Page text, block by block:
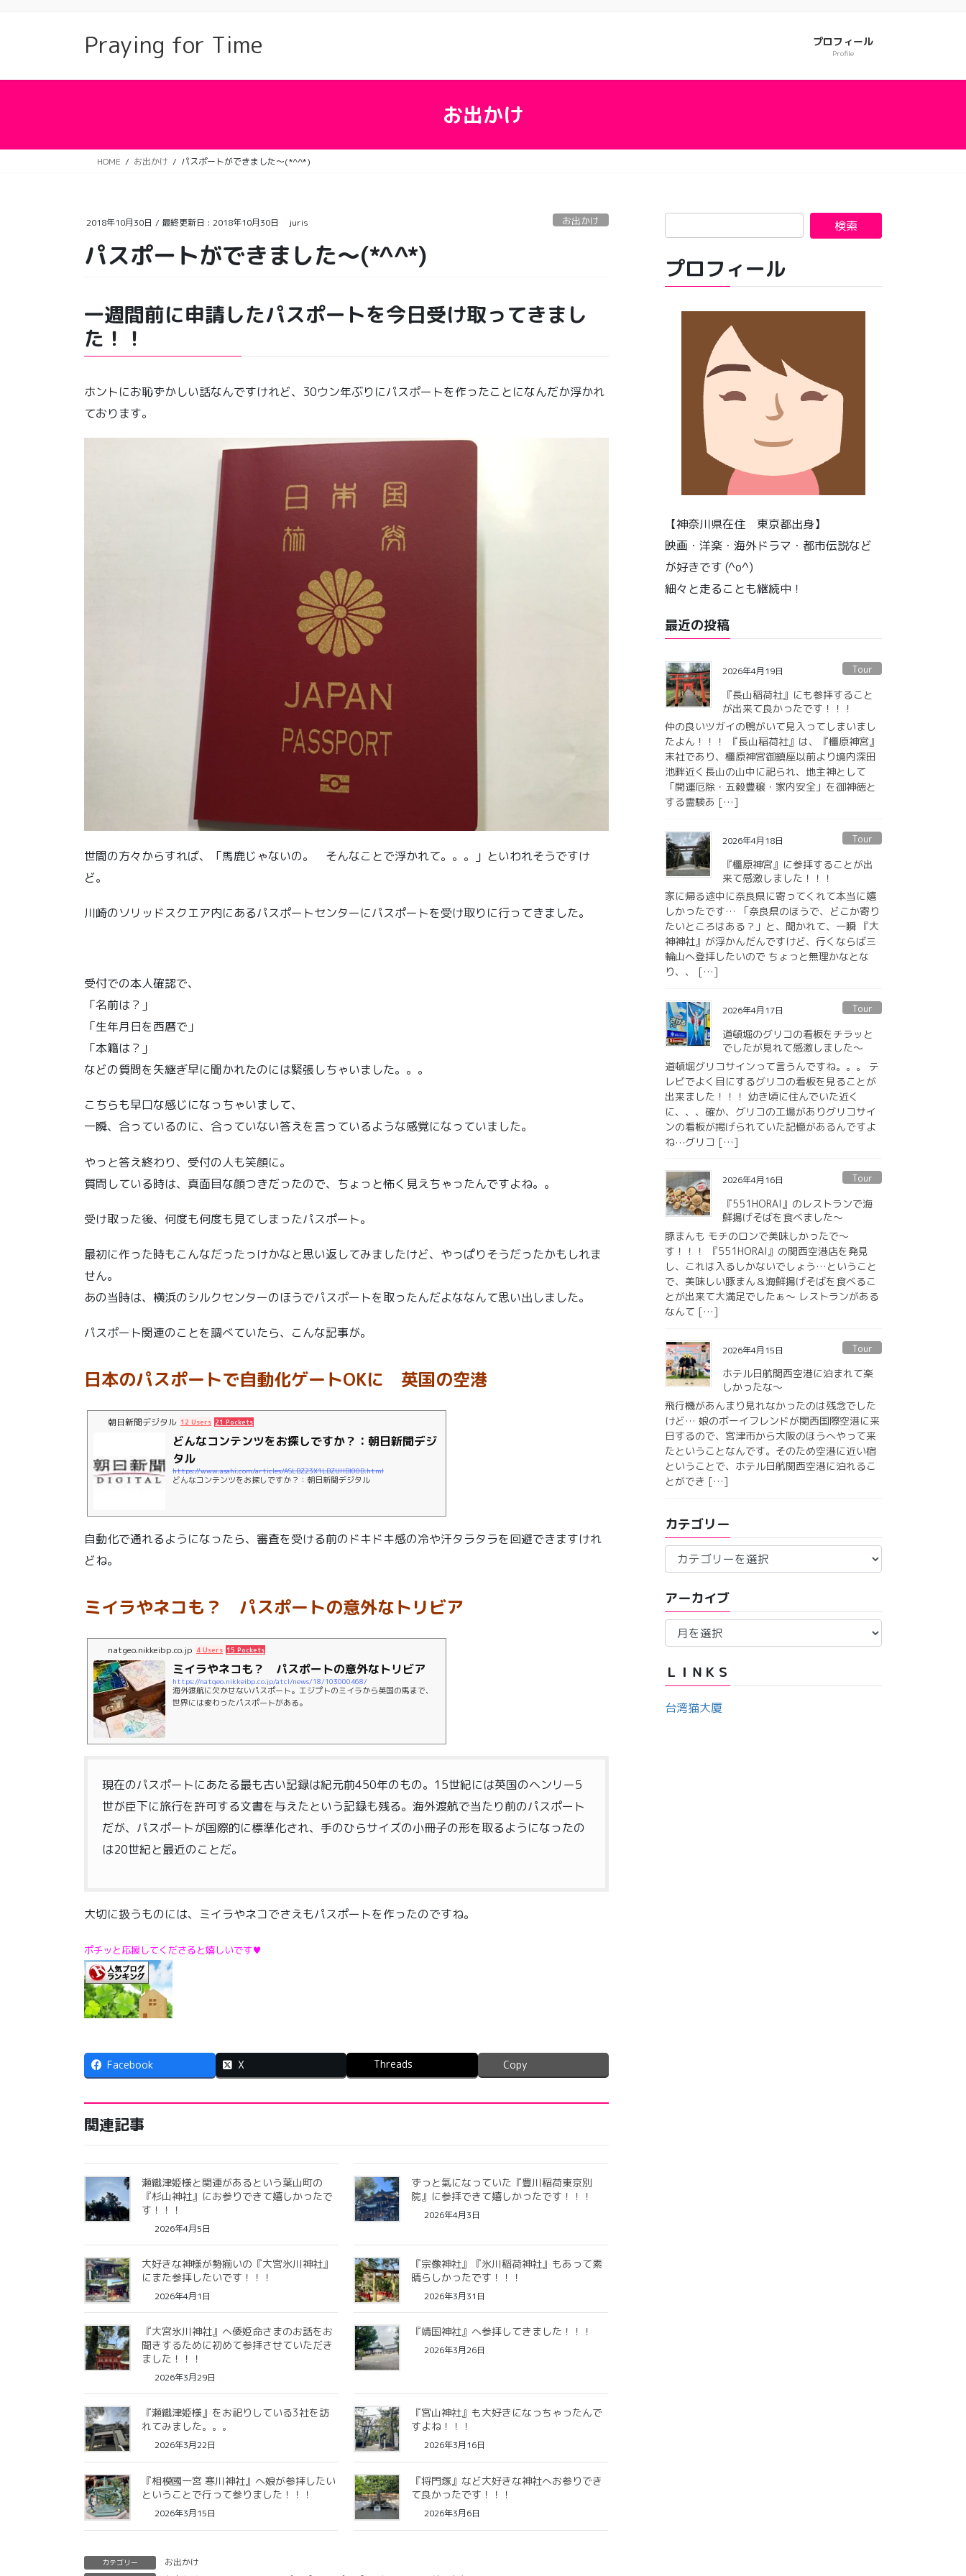
ツ
シ
移
Praying for Time プロフィール
Profile
お出かけ
HOME お出かけ パスポートができました〜(*^^*)
2018年10月30日 / 最終更新日 : 2018年10月30日 juris お出かけ
パスポートができました〜(*^^*)
一週間前に申請したパスポートを今日受け取ってきまし
た！！
ホントにお恥ずかしい話なんですけれど、30ウン年ぶりにパスポートを作ったことになんだか浮かれ
ております。
世間の方々からすれば、「馬鹿じゃないの。 そんなことで浮かれて。。。」といわれそうですけ
ど。
川崎のソリッドスクエア内にあるパスポートセンターにパスポートを受け取りに行ってきました。
受付での本人確認で、
「名前は？」
「生年月日を西暦で」
「本籍は？」
などの質問を矢継ぎ早に聞かれたのには緊張しちゃいました。。。
こちらも早口な感じになっちゃいまして、
一瞬、合っているのに、合っていない答えを言っているような感覚になっていました。
やっと答え終わり、受付の人も笑顔に。
質問している時は、真面目な顔つきだったので、ちょっと怖く見えちゃったんですよね。。
受け取った後、何度も何度も見てしまったパスポート。
最初に作った時もこんなだったっけかなと思い返してみましたけど、やっぱりそうだったかもしれま
せん。
あの当時は、横浜のシルクセンターのほうでパスポートを取ったんだよななんて思い出しました。
パスポート関連のことを調べていたら、こんな記事が。
日本のパスポートで自動化ゲートOKに 英国の空港
朝日新聞デジタル 12 Users 21 Pockets
どんなコンテンツをお探しですか？：朝日新聞デジ
タル
https://www.asahi.com/articles/ASLBZ23X1LBZUHBI00B.html
どんなコンテンツをお探しですか？：朝日新聞デジタル
自動化で通れるようになったら、審査を受ける前のドキドキ感の冷や汗タラタラを回避できますけれ
どね。
ミイラやネコも？ パスポートの意外なトリビア
natgeo.nikkeibp.co.jp 4 Users 15 Pockets
ミイラやネコも？ パスポートの意外なトリビア
https://natgeo.nikkeibp.co.jp/atcl/news/18/103000468/
海外渡航に欠かせないパスポート。エジプトのミイラから英国の馬まで、
世界には変わったパスポートがある。
現在のパスポートにあたる最も古い記録は紀元前450年のもの。15世紀には英国のヘンリー5
世が臣下に旅行を許可する文書を与えたという記録も残る。海外渡航で当たり前のパスポート
だが、パスポートが国際的に標準化され、手のひらサイズの小冊子の形を取るようになったの
は20世紀と最近のことだ。
大切に扱うものには、ミイラやネコでさえもパスポートを作ったのですね。
ポチッと応援してくださると嬉しいです♥
Facebook X Threads Copy
関連記事
瀬織津姫様と関連があるという葉山町の
『杉山神社』にお参りできて嬉しかったで
す！！！
2026年4月5日
ずっと氣になっていた『豊川稲荷東京別
院』に参拝できて嬉しかったです！！！
2026年4月3日
大好きな神様が勢揃いの『大宮氷川神社』
にまた参拝したいです！！！
2026年4月1日
『宗像神社』『氷川稲荷神社』もあって素
晴らしかったです！！！
2026年3月31日
『大宮氷川神社』へ倭姫命さまのお話をお
聞きするために初めて参拝させていただき
ました！！！
2026年3月29日
『靖国神社』へ参拝してきました！！！
2026年3月26日
『瀬織津姫様』をお祀りしている3社を訪
れてみました。。。
2026年3月22日
『宮山神社』も大好きになっちゃったんで
すよね！！！
2026年3月16日
『相模國一宮 寒川神社』へ娘が参拝したい
ということで行って参りました！！！
2026年3月15日
『将門塚』など大好きな神社へお参りでき
て良かったです！！！
2026年3月6日
カテゴリー お出かけ
プロフィール
【神奈川県在住 東京都出身】
映画・洋楽・海外ドラマ・都市伝説など
が好きです (^o^)
細々と走ることも継続中！
最近の投稿
2026年4月19日 Tour
『長山稲荷社』にも参拝すること
が出来て良かったです！！！
仲の良いツガイの鴨がいて見入ってしまいまし
たよん！！！ 『長山稲荷社』は、『橿原神宮』
末社であり、橿原神宮御鎮座以前より境内深田
池畔近く長山の山中に祀られ、地主神として
「開運厄除・五穀豊穣・家内安全」を御神徳と
する霊験あ […]
2026年4月18日 Tour
『橿原神宮』に参拝することが出
来て感激しました！！！
家に帰る途中に奈良県に寄ってくれて本当に嬉
しかったです… 「奈良県のほうで、どこか寄り
たいところはある？」と、聞かれて、一瞬 『大
神神社』が浮かんだんですけど、行くならば三
輪山へ登拝したいので ちょっと無理かなとな
り、、 […]
2026年4月17日 Tour
道頓堀のグリコの看板をチラッと
でしたが見れて感激しました〜
道頓堀グリコサインって言うんですね。。。 テ
レビでよく目にするグリコの看板を見ることが
出来ました！！！ 幼き頃に住んでいた近く
に、、、確か、グリコの工場がありグリコサイ
ンの看板が掲げられていた記憶があるんですよ
ね⋯グリコ […]
2026年4月16日 Tour
『551HORAI』のレストランで海
鮮揚げそばを食べました〜
豚まんも モチのロンで美味しかったで〜
す！！！ 『551HORAI』の関西空港店を発見
し、これは入るしかないでしょう…ということ
で、美味しい豚まん＆海鮮揚げそばを食べるこ
とが出来て大満足でしたぁ〜 レストランがある
なんて […]
2026年4月15日 Tour
ホテル日航関西空港に泊まれて楽
しかったな〜
飛行機があんまり見れなかったのは残念でした
けど… 娘のボーイフレンドが関西国際空港に来
日するので、宮津市から大阪のほうへやって来
たということなんです。そのため空港に近い宿
ということで、ホテル日航関西空港に泊れるこ
とができ […]
カテゴリー
テ
リ
ー
アーカイブ
ア
イ
ブ
ＬＩＮＫＳ
台湾猫大厦